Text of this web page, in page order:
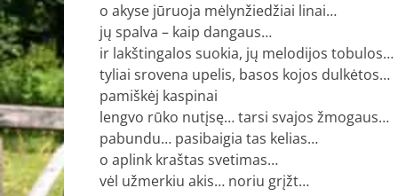
o akyse jūruoja mėlynžiedžiai linai…
jų spalva – kaip dangaus…
ir lakštingalos suokia, jų melodijos tobulos…
tyliai srovena upelis, basos kojos dulkėtos…
pamiškėj kaspinai
lengvo rūko nutįsę… tarsi svajos žmogaus…
pabundu… pasibaigia tas kelias…
o aplink kraštas svetimas…
vėl užmerkiu akis… noriu grįžt…